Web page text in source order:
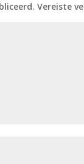
Vereiste